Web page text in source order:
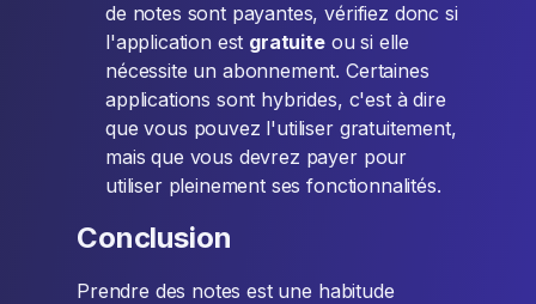
de notes sont payantes, vérifiez donc si
l'application est gratuiteou si elle
nécessite un abonnement. Certaines
applications sont hybrides, c'est à dire
que vous pouvez l'utiliser gratuitement,
mais que vous devrez payer pour
utiliser pleinement ses fonctionnalités.
Conclusion
Prendre des notes est une habitude